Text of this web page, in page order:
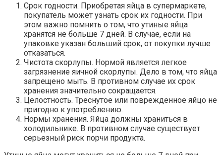
Срок годности. Приобретая яйца в супермаркете,
покупатель может узнать срок их годности. При
этом важно помнить о том, что утиные яйца
хранятся не больше 7 дней. В случае, если на
упаковке указан больший срок, от покупки лучше
отказаться.
Чистота скорлупы. Нормой является легкое
загрязнение яичной скорлупы. Дело в том, что яйца
запрещено мыть. В противном случае их срок
хранения значительно сокращается.
Целостность. Треснутое или поврежденное яйцо не
пригодно к употреблению.
Нормы хранения. Яйца должны храниться в
холодильнике. В противном случае существует
серьезный риск порчи продукта.